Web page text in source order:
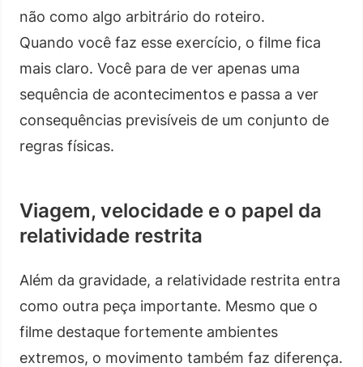
não como algo arbitrário do roteiro.
Quando você faz esse exercício, o filme fica
mais claro. Você para de ver apenas uma
sequência de acontecimentos e passa a ver
consequências previsíveis de um conjunto de
regras físicas.
Viagem, velocidade e o papel da
relatividade restrita
Além da gravidade, a relatividade restrita entra
como outra peça importante. Mesmo que o
filme destaque fortemente ambientes
extremos, o movimento também faz diferença.